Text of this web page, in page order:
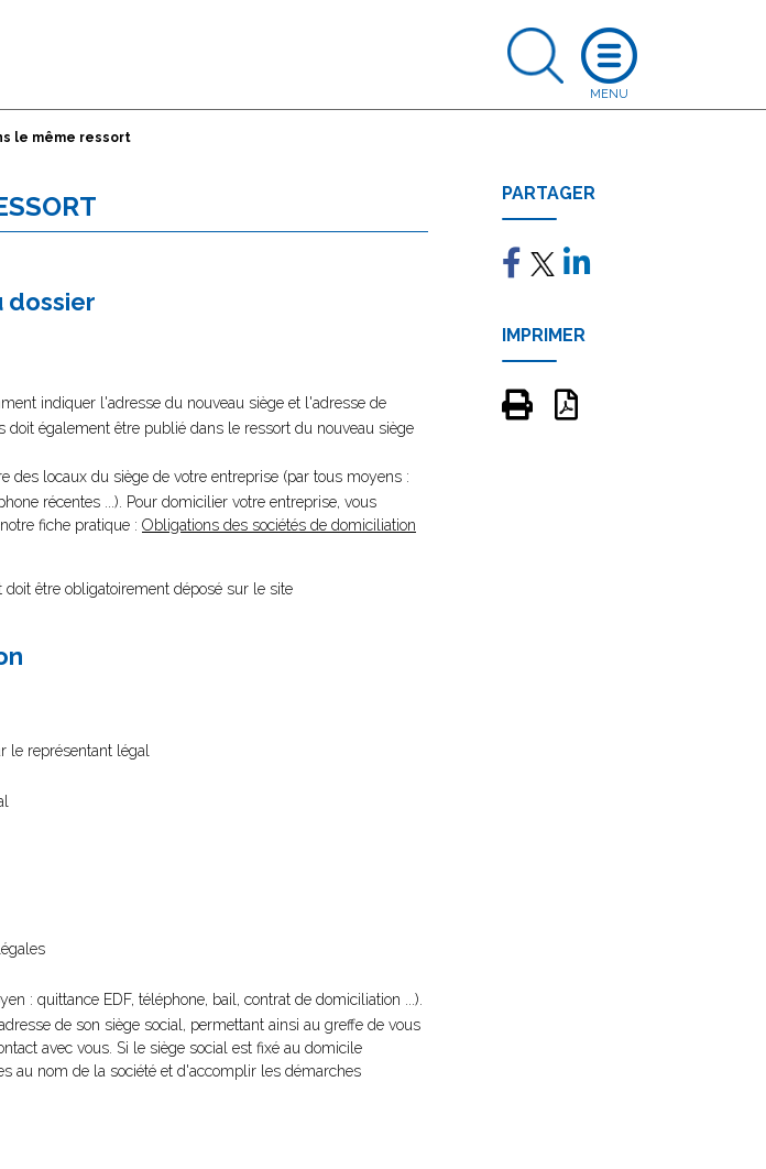
le même ressort
dossier
indiquer l'adresse du nouveau siège et l'adresse de
également être publié dans le ressort du nouveau siège
des locaux du siège de votre entreprise (par tous moyens :
récentes ...). Pour domicilier votre entreprise, vous
fiche pratique : Obligations des sociétés de domiciliation
être obligatoirement déposé sur le site
le représentant légal
: quittance EDF, téléphone, bail, contrat de domiciliation ...).
de son siège social, permettant ainsi au greffe de vous
avec vous. Si le siège social est fixé au domicile
au nom de la société et d'accomplir les démarches
PARTAGER
IMPRIMER